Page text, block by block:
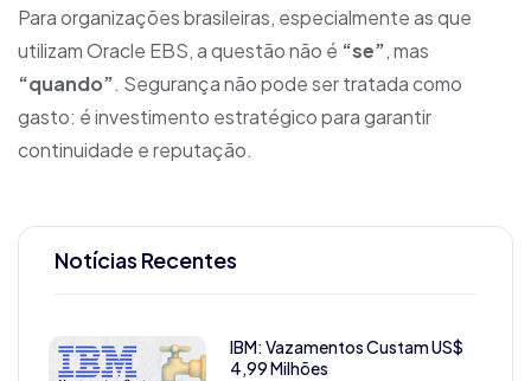
Para organizações brasileiras, especialmente as que
utilizam Oracle EBS, a questão não é “se”, mas
“quando”. Segurança não pode ser tratada como
gasto: é investimento estratégico para garantir
continuidade e reputação.
Notícias Recentes
IBM: Vazamentos Custam US$
4,99 Milhões